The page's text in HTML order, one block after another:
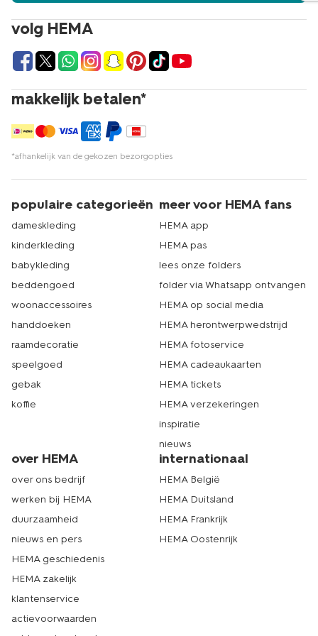
voor een prachtig diner. Liever online shoppen? Dat kan
natuurlijk ook. Op hema.nl bestel je gemakkelijk een
mooie set wijnglazen. Wij zorgen er dan voor dat deze
zo snel mogelijk bij jou thuisbezorgd wordt. Des te
echt HEMA.
volg HEMA
makkelijk betalen*
*afhankelijk van de gekozen bezorgopties
populaire categorieën
dameskleding
kinderkleding
babykleding
beddengoed
woonaccessoires
handdoeken
raamdecoratie
speelgoed
gebak
koffie
meer voor HEMA fans
HEMA app
HEMA pas
lees onze folders
folder via Whatsapp ontvangen
HEMA op social media
HEMA herontwerpwedstrijd
HEMA fotoservice
HEMA cadeaukaarten
HEMA tickets
HEMA verzekeringen
inspiratie
nieuws
over HEMA
over ons bedrijf
werken bij HEMA
duurzaamheid
nieuws en pers
HEMA geschiedenis
HEMA zakelijk
klantenservice
actievoorwaarden
internationaal
HEMA België
HEMA Duitsland
HEMA Frankrijk
HEMA Oostenrijk